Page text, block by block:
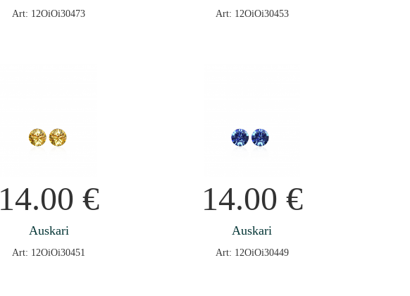
Art: 12OiOi30473 Art: 12OiOi30453
14.00€
Auskari
Art: 12OiOi30451
14.00 €
Auskari
Art: 12OiOi30449